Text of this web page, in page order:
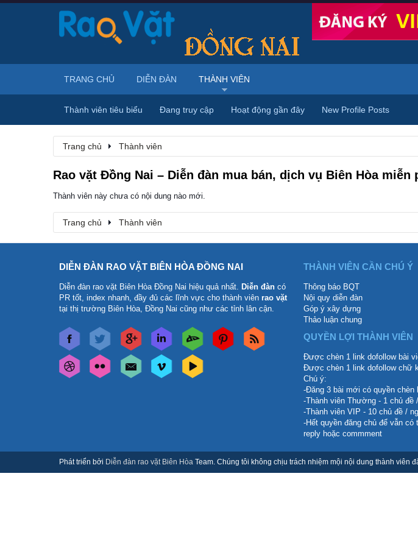
Trang chủ Thành viên
Rao vặt Đồng Nai – Diễn đàn mua bán, dịch vụ Biên Hòa miễn
Thành viên này chưa có nội dung nào mới.
Trang chủ Thành viên
TRANG CHỦ DIỄN ĐÀN THÀNH VIÊN
Thành viên tiêu biểu Đang truy cập Hoạt động gần đây New Profile Posts
DIỄN ĐÀN RAO VẶT BIÊN HÒA ĐỒNG NAI
Diễn đàn rao vặt Biên Hòa Đồng Nai hiệu quả nhất. Diễn đàn có
PR tốt, index nhanh, đầy đủ các lĩnh vực cho thành viên rao vặt
tại thị trường Biên Hòa, Đồng Nai cũng như các tỉnh lân cận.
THÀNH VIÊN CẦN CHÚ Ý
Thông báo BQT
Nội quy diễn đàn
Góp ý xây dựng
Thảo luận chung
QUYỀN LỢI THÀNH VIÊN
Được chèn 1 link dofollow bài
Được chèn 1 link dofollow chữ
Chú ý:
-Đăng 3 bài mới có quyền chèn
-Thành viên Thường - 1 chủ đề
-Thành viên VIP - 10 chủ đề /
-Hết quyền đăng chủ để vẫn có
reply hoặc commment
Phát triển bởi Diễn đàn rao vặt Biên Hòa Team. Chúng tôi không chịu trách nhiệm mội nội dung thành viên